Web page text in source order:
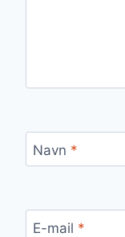
Navn *
E-mail *